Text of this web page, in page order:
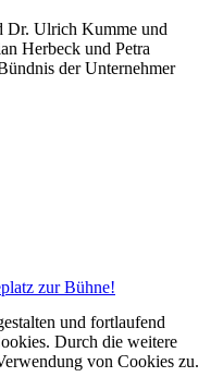
Dr. Ulrich Kumme und
Herbeck und Petra
der Unternehmer
und fortlaufend
Durch die weitere
von Cookies zu.